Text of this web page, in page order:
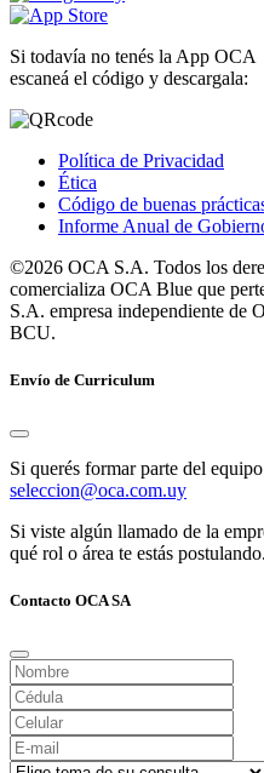
Si todavía no tenés la App OCA
escaneá el código y descargala:
Política de Privacidad
Ética
Código de buenas
Informe Anual de
©2026 OCA S.A. Todos los
comercializa OCA Blue que
S.A. empresa independiente de
BCU.
Envío de Curriculum
Si querés formar parte del
seleccion@oca.com.uy
Si viste algún llamado de la
qué rol o área te estás postulando.
Contacto OCA SA